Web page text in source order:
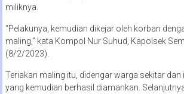
miliknya.
“Pelakunya, kemudian dikejar oleh korban
maling,” kata Kompol Nur Suhud, Kapolsek
(8/2/2023).
Teriakan maling itu, didengar warga sekitar dan
yang kemudian berhasil diamankan.